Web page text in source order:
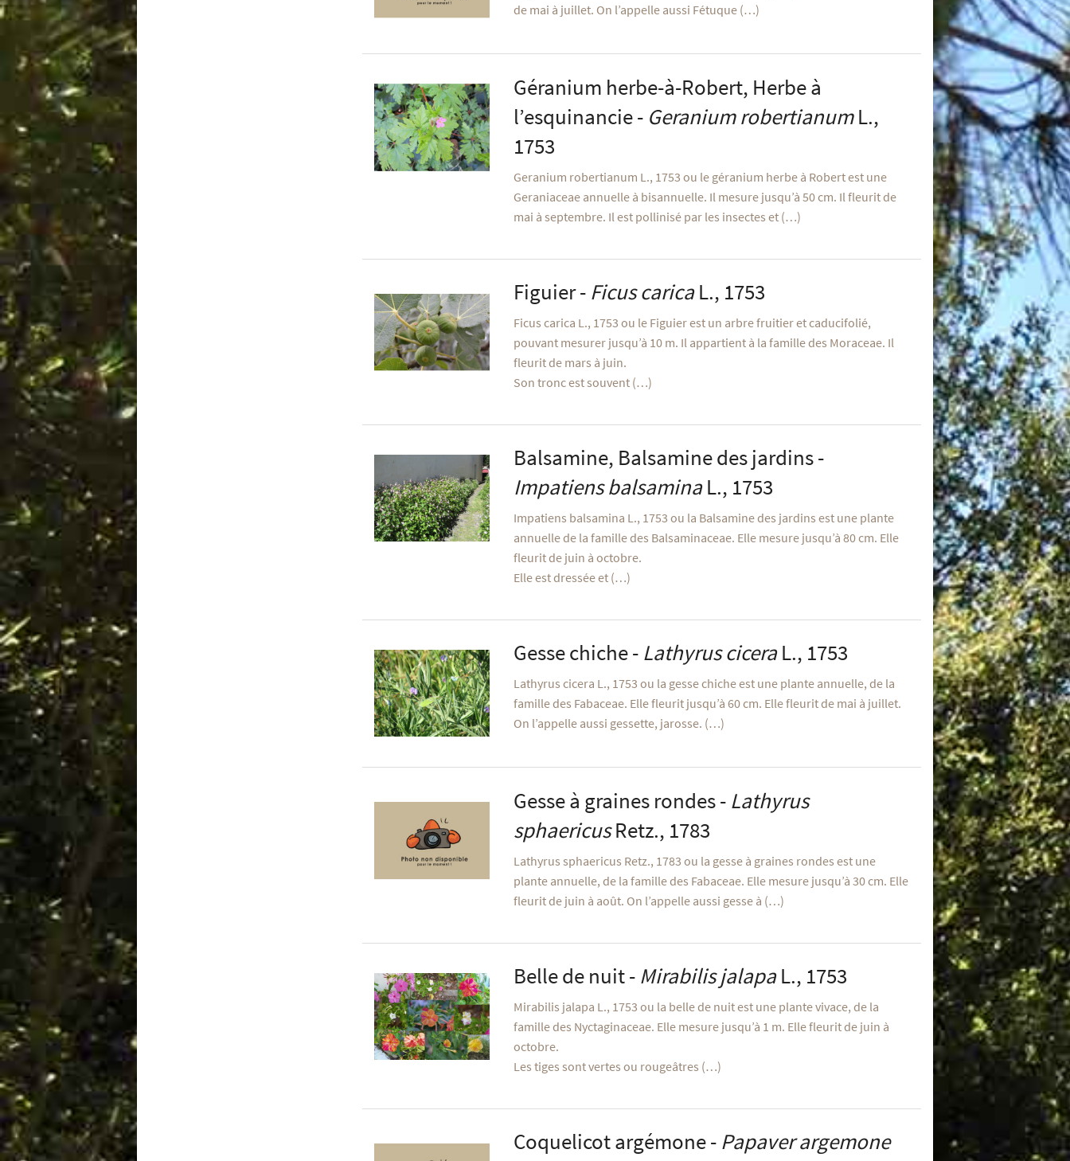
de mai à juillet. On l’appelle aussi Fétuque (…)
Géranium herbe-à-Robert, Herbe à
l’esquinancie - Geranium robertianumL.,
1753
Geranium robertianum L., 1753 ou le géranium herbe à Robert est une
Geraniaceae annuelle à bisannuelle. Il mesure jusqu’à 50 cm. Il fleurit de
mai à septembre. Il est pollinisé par les insectes et (…)
Figuier - Ficus caricaL., 1753
Ficus carica L., 1753 ou le Figuier est un arbre fruitier et caducifolié,
pouvant mesurer jusqu’à 10 m. Il appartient à la famille des Moraceae. Il
fleurit de mars à juin.
Son tronc est souvent (…)
Balsamine, Balsamine des jardins -
Impatiens balsaminaL., 1753
Impatiens balsamina L., 1753 ou la Balsamine des jardins est une plante
annuelle de la famille des Balsaminaceae. Elle mesure jusqu’à 80 cm. Elle
fleurit de juin à octobre.
Elle est dressée et (…)
Gesse chiche - Lathyrus ciceraL., 1753
Lathyrus cicera L., 1753 ou la gesse chiche est une plante annuelle, de la
famille des Fabaceae. Elle fleurit jusqu’à 60 cm. Elle fleurit de mai à juillet.
On l’appelle aussi gessette, jarosse. (…)
Gesse à graines rondes - Lathyrus
sphaericusRetz., 1783
Lathyrus sphaericus Retz., 1783 ou la gesse à graines rondes est une
plante annuelle, de la famille des Fabaceae. Elle mesure jusqu’à 30 cm. Elle
fleurit de juin à août. On l’appelle aussi gesse à (…)
Belle de nuit - Mirabilis jalapaL., 1753
Mirabilis jalapa L., 1753 ou la belle de nuit est une plante vivace, de la
famille des Nyctaginaceae. Elle mesure jusqu’à 1 m. Elle fleurit de juin à
octobre.
Les tiges sont vertes ou rougeâtres (…)
Coquelicot argémone - Papaver argemone